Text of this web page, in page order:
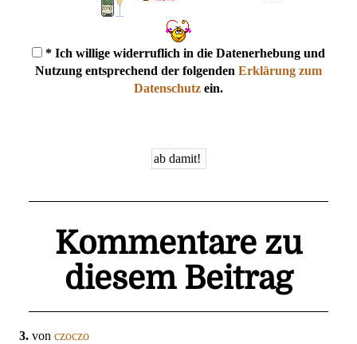
* Ich willige widerruflich in die Datenerhebung und
Nutzung entsprechend der folgenden Erklärung zum
Datenschutz ein.
Kommentare zu
diesem Beitrag
3. von czoczo